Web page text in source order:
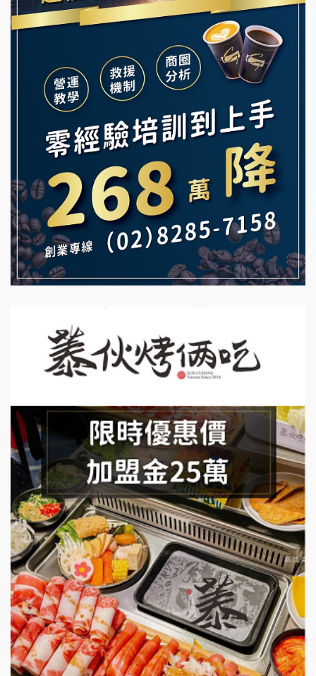
冰封仙果加盟說明會
Ramble Café 漫步藍咖啡加盟說明會
微風亭鐵板燒加盟說明會
鮮茶道加盟說明會
【曉妍美妝】誠徵行政櫃檯
自助洗衣店誠徵代洗收送人員(台中市)
MUSHEN徵SPA美容芳療師
日十。早午食加盟說明會
舒油頭加盟說明會
義氣豐發雞加盟說明會
Mr.Wish加盟說明會
白鬍泡泡 BOHO POPO加盟說明會
雞咕雞咕加盟說明會
TEA TOP加盟說明會
珍好味臭臭鍋加盟說明會
日十。早午食加盟說明會
上宇林加盟說明會
莫尼早餐Morni加盟說明會
手作功夫茶加盟說明會
SHARE TEA歇腳亭加盟說明會
潮味決-湯滷專門店加盟說明會
鬍子茶加盟說明會
鮮茶道加盟說明會
微風亭鐵板燒加盟說明會
漫步藍咖啡加盟說明會